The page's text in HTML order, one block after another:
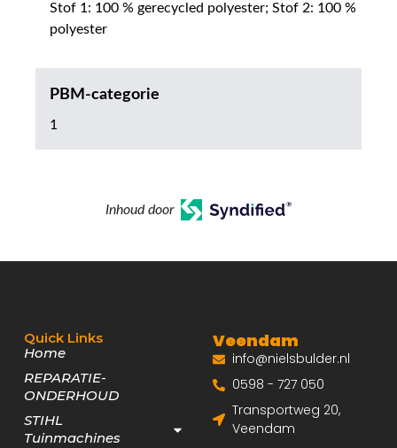
Stof 1: 100 % gerecycled polyester; Stof 2: 100 %
polyester
PBM-categorie
1
Inhoud door
Quick Links
Home
REPARATIE-
ONDERHOUD
STIHL
Tuinmachines
Veendam
info@nielsbulder.nl
0598 - 727 050
Transportweg 20,
Veendam